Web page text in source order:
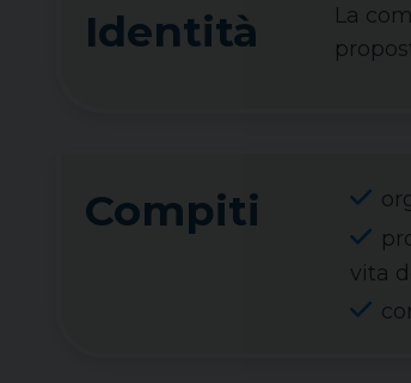
Identità
La
Compiti
vita